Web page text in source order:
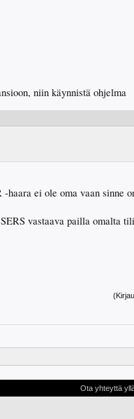
niin käynnistä ohjelma
ei ole oma vaan sinne
vastaava pailla omalta
Ota yhteyttä